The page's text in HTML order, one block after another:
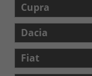
Cupra
Dacia
Fiat